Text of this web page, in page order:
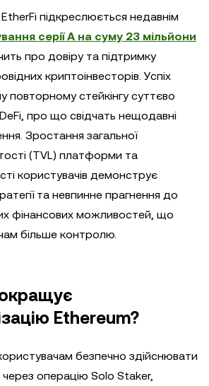
підкреслюється недавнім
серії A на суму 23 мільйони
про довіру та підтримку
криптоінвесторів. Успіх
повторному стейкінгу суттєво
про що свідчать нещодавні
Зростання загальної
(TVL) платформи та
користувачів демонструє
та невпинне прагнення до
фінансових можливостей, що
більше контролю.
Ethereum?
безпечно здійснювати
через операцію Solo Staker,